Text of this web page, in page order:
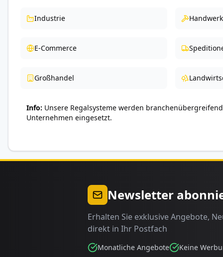
Industrie Handwerk
E-Commerce
Großhandel
Info Unsere Regalsysteme werden
Unternehmen eingesetzt.
Newsletter
Erhalten Sie exklusive Angebote,
direkt in Ihr Postfach
Monatliche Angebote Keine